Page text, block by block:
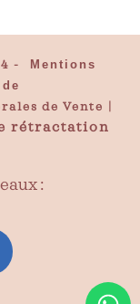
-
Mentions
de Vente
rétractation
: